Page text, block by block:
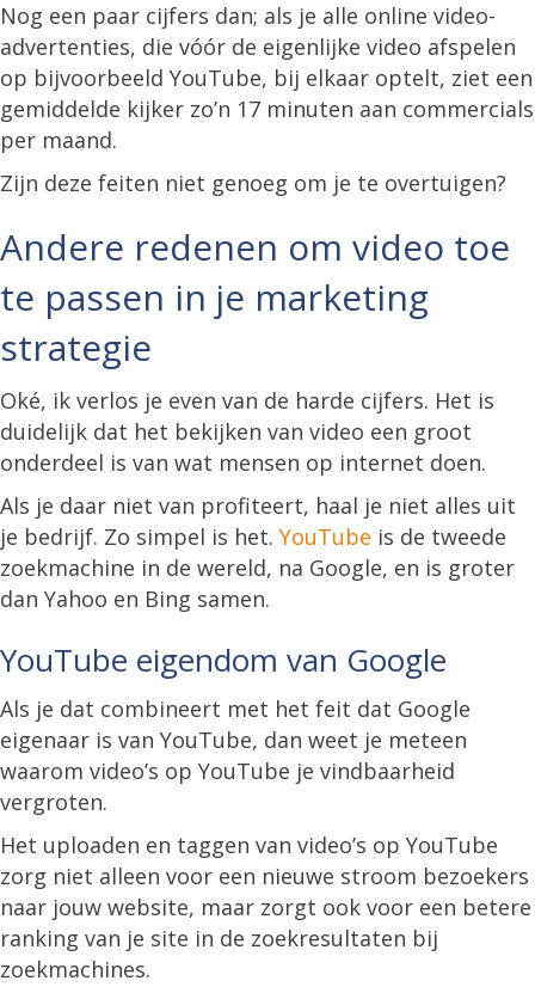
Nog een paar cijfers dan; als je alle online video-
advertenties, die vóór de eigenlijke video afspelen
op bijvoorbeeld YouTube, bij elkaar optelt, ziet een
gemiddelde kijker zo’n 17 minuten aan commercials
per maand.
Zijn deze feiten niet genoeg om je te overtuigen?
Andere redenen om video toe
te passen in je marketing
strategie
Oké, ik verlos je even van de harde cijfers. Het is
duidelijk dat het bekijken van video een groot
onderdeel is van wat mensen op internet doen.
Als je daar niet van profiteert, haal je niet alles uit
je bedrijf. Zo simpel is het. YouTube is de tweede
zoekmachine in de wereld, na Google, en is groter
dan Yahoo en Bing samen.
YouTube eigendom van Google
Als je dat combineert met het feit dat Google
eigenaar is van YouTube, dan weet je meteen
waarom video’s op YouTube je vindbaarheid
vergroten.
Het uploaden en taggen van video’s op YouTube
zorg niet alleen voor een nieuwe stroom bezoekers
naar jouw website, maar zorgt ook voor een betere
ranking van je site in de zoekresultaten bij
zoekmachines.